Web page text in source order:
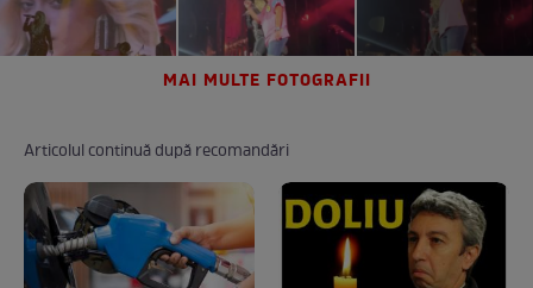
MAI MULTE FOTOGRAFII
Articolul continuă după recomandări